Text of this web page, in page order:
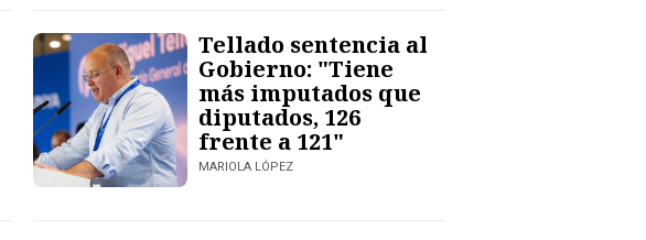
Tellado sentencia al
Gobierno: "Tiene
más imputados que
diputados, 126
frente a 121"
MARIOLA LÓPEZ